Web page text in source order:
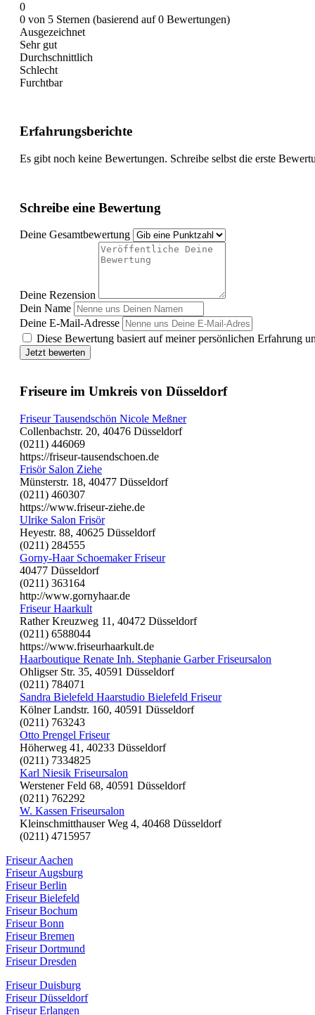
0
0 von 5 Sternen (basierend auf 0 Bewertungen)
Ausgezeichnet
Sehr gut
Durchschnittlich
Schlecht
Furchtbar
Erfahrungsberichte
Es gibt noch keine Bewertungen. Schreibe selbst die erste
Schreibe eine Bewertung
Deine Gesamtbewertung
Deine Rezension
Dein Name
Deine E-Mail-Adresse
Diese Bewertung basiert auf meiner persönlichen Erfahrung
Jetzt bewerten
Friseure im Umkreis von Düsseldorf
Friseur Tausendschön Nicole Meßner
Collenbachstr. 20, 40476 Düsseldorf
(0211) 446069
https://friseur-tausendschoen.de
Frisör Salon Ziehe
Münsterstr. 18, 40477 Düsseldorf
(0211) 460307
https://www.friseur-ziehe.de
Ulrike Salon Frisör
Heyestr. 88, 40625 Düsseldorf
(0211) 284555
Gorny-Haar Schoemaker Friseur
40477 Düsseldorf
(0211) 363164
http://www.gornyhaar.de
Friseur Haarkult
Rather Kreuzweg 11, 40472 Düsseldorf
(0211) 6588044
https://www.friseurhaarkult.de
Haarboutique Renate Inh. Stephanie Garber Friseursalon
Ohligser Str. 35, 40591 Düsseldorf
(0211) 784071
Sandra Bielefeld Haarstudio Bielefeld Friseur
Kölner Landstr. 160, 40591 Düsseldorf
(0211) 763243
Otto Prengel Friseur
Höherweg 41, 40233 Düsseldorf
(0211) 7334825
Karl Niesik Friseursalon
Werstener Feld 68, 40591 Düsseldorf
(0211) 762292
W. Kassen Friseursalon
Kleinschmitthauser Weg 4, 40468 Düsseldorf
(0211) 4715957
Friseur Aachen
Friseur Augsburg
Friseur Berlin
Friseur Bielefeld
Friseur Bochum
Friseur Bonn
Friseur Bremen
Friseur Dortmund
Friseur Dresden
Friseur Duisburg
Friseur Düsseldorf
Friseur Erlangen